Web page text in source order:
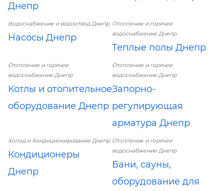
Днепр
Водоснабжение и водоотвод Днепр
Насосы Днепр
Отопление и горячее
водоснабжение Днепр
Теплые полы Днепр
Отопление и горячее
водоснабжение Днепр
Котлы и отопительное
оборудование Днепр
Отопление и горячее
водоснабжение Днепр
Запорно-
регулирующая
арматура Днепр
Холод и Кондиционирование Днепр
Кондиционеры
Днепр
Отопление и горячее
водоснабжение Днепр
Бани, сауны,
оборудование для